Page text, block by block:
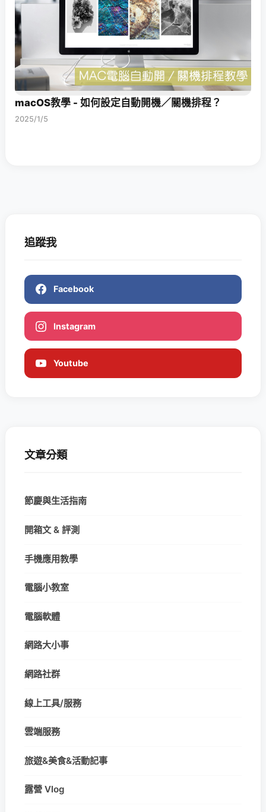
macOS教學 - 如何設定自動開機／關機排程？
2025/1/5
追蹤我
Facebook
Instagram
Youtube
文章分類
節慶與生活指南
開箱文 & 評測
手機應用教學
電腦小教室
電腦軟體
網路大小事
網路社群
線上工具/服務
雲端服務
旅遊&美食&活動記事
露營 Vlog